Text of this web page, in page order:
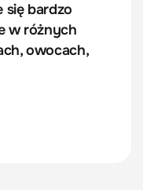
się bardzo
w różnych
owocach,